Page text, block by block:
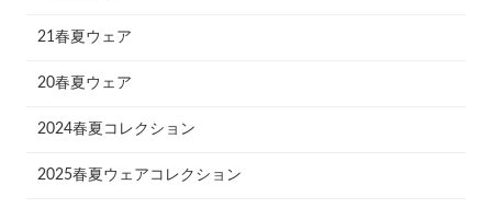
21春夏ウェア
20春夏ウェア
2024春夏コレクション
2025春夏ウェアコレクション